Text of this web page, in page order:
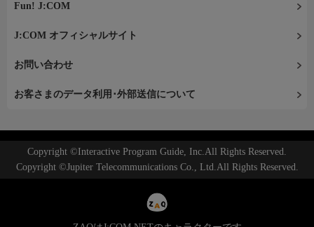
Fun! J:COM
J:COM オフィシャルサイト
お問い合わせ
お客さまのデータ利用･外部送信について
Copyright ©Interactive Program Guide, Inc.All Rights Reserved.
Copyright ©Jupiter Telecommunications Co., Ltd.All Rights Reserved.